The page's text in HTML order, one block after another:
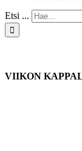
Etsi ...
VIIKON